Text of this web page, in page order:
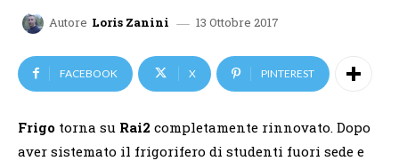
Autore Loris Zanini 13 Ottobre 2017
FACEBOOK X PINTEREST
Frigo torna su Rai2 completamente rinnovato. Dopo
aver sistemato il frigorifero di studenti fuori sede e